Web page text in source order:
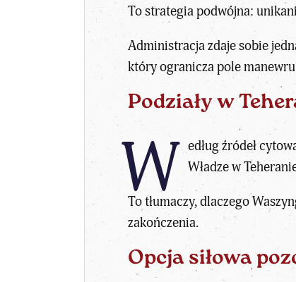
To strategia podwójna:
Administracja zdaje sobie
który ogranicza pole
Podziały w
W edług źródeł
Władze w
To tłumaczy, dlaczego
zakończenia.
Opcja siłowa